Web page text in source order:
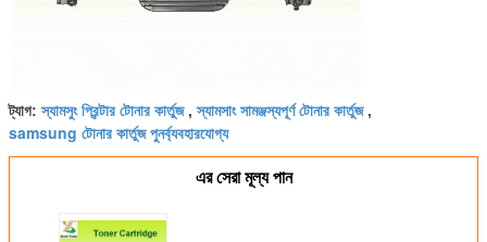
ট্যাগ:স্যামসুং প্রিন্টার টোনার কার্তুজ,স্যামসাং সামঞ্জস্যপূর্ণ টোনার কার্তুজ,
samsung টোনার কার্তুজ পুনর্ব্যবহারযোগ্য
এর সেরা মূল্য পান